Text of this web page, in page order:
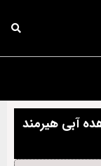
آبی هیرمند